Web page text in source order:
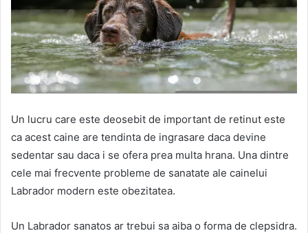
Un lucru care este deosebit de important de retinut este
ca acest caine are tendinta de ingrasare daca devine
sedentar sau daca i se ofera prea multa hrana. Una dintre
cele mai frecvente probleme de sanatate ale cainelui
Labrador modern este obezitatea.
Un Labrador sanatos ar trebui sa aiba o forma de clepsidra.